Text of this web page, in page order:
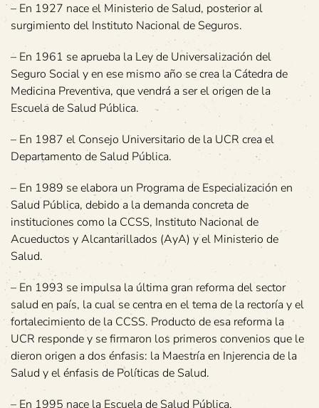
– En 1927 nace el Ministerio de Salud, posterior al
surgimiento del Instituto Nacional de Seguros.
– En 1961 se aprueba la Ley de Universalización del
Seguro Social y en ese mismo año se crea la Cátedra de
Medicina Preventiva, que vendrá a ser el origen de la
Escuela de Salud Pública.
– En 1987 el Consejo Universitario de la UCR crea el
Departamento de Salud Pública.
– En 1989 se elabora un Programa de Especialización en
Salud Pública, debido a la demanda concreta de
instituciones como la CCSS, Instituto Nacional de
Acueductos y Alcantarillados (AyA) y el Ministerio de
Salud.
– En 1993 se impulsa la última gran reforma del sector
salud en país, la cual se centra en el tema de la rectoría y el
fortalecimiento de la CCSS. Producto de esa reforma la
UCR responde y se firmaron los primeros convenios que le
dieron origen a dos énfasis: la Maestría en Injerencia de la
Salud y el énfasis de Políticas de Salud.
– En 1995 nace la Escuela de Salud Pública.